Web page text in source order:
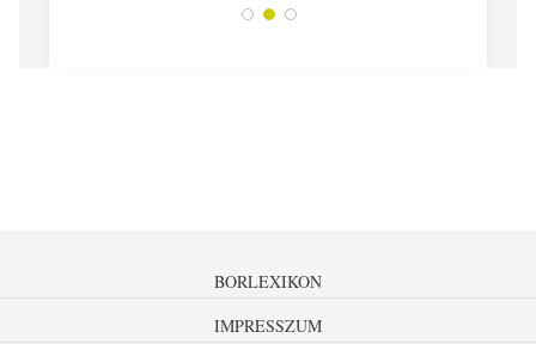
BORLEXIKON
IMPRESSZUM